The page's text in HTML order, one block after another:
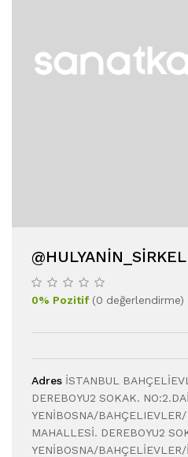
0% Pozitif(0 değerlendirme)
Adres İSTANBUL
DEREBOYU2 SOKAK.
YENİBOSNA/
MAHALLESİ. DEREBOYU2
YENİBOSNA/BAHÇELİEVLER/